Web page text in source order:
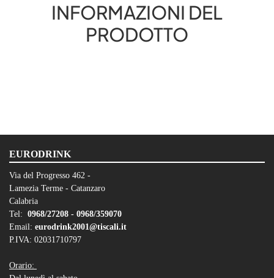
INFORMAZIONI DEL
PRODOTTO
EURODRINK
Via del Progresso 462 -
Lamezia Terme - Catanzaro
Calabria
Tel: 0968/27208 - 0968/359070
Email: eurodrink2001@tiscali.it
P.IVA: 02031710797
Orario: